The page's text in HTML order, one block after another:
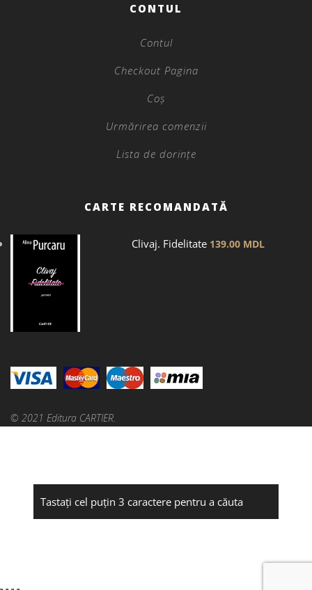
CONTUL
Contul
Checkout Pagina
Coș
Urmărirea comenzii
Lista de dorințe
CARTE RECOMANDATĂ
Clivaj. Fidelitate 139.00 MDL
© 2021 Editura CARTIER.